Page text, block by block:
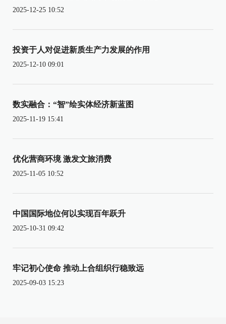
2025-12-25 10:52
投资于人对促进新质生产力发展的作用
2025-12-10 09:01
数实融合：“智”绘实体经济新蓝图
2025-11-19 15:41
优化营商环境 激发文旅消费
2025-11-05 10:52
中国国际地位何以实现百年跃升
2025-10-31 09:42
牢记初心使命 推动上合组织行稳致远
2025-09-03 15:23